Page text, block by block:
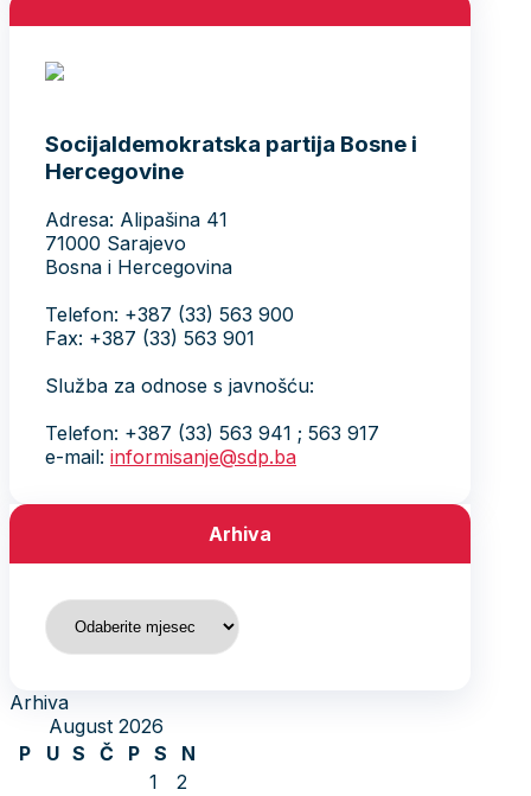
Socijaldemokratska partija Bosne i
Hercegovine
Adresa: Alipašina 41
71000 Sarajevo
Bosna i Hercegovina
Telefon: +387 (33) 563 900
Fax: +387 (33) 563 901
Služba za odnose s javnošću:
Telefon: +387 (33) 563 941 ; 563 917
e-mail: informisanje@sdp.ba
Arhiva
Arhiva
Arhiva
August 2026
P
U S Č P S
N
1
2